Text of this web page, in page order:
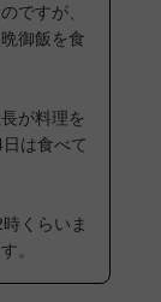
ですが、
御飯を食
が料理を
は食べて
くらいま
。